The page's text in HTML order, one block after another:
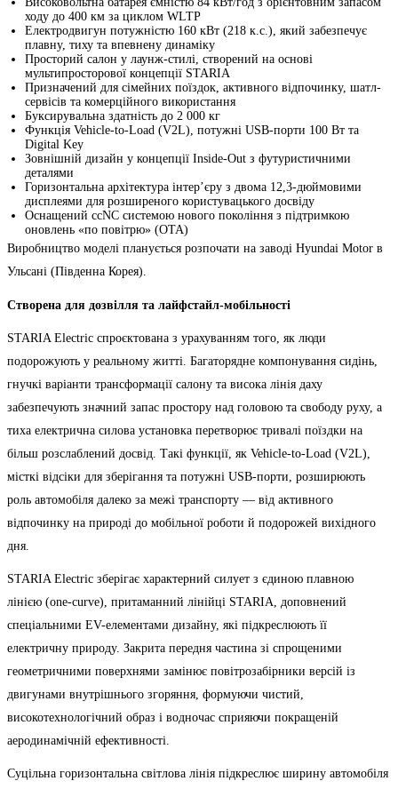
ходу до 400 км за циклом WLTP
Електродвигун потужністю 160 кВт (218 к.с.), який забезпечує
плавну, тиху та впевнену динаміку
Просторий салон у лаунж-стилі, створений на основі
мультипросторової концепції STARIA
Призначений для сімейних поїздок, активного відпочинку, шатл-
сервісів та комерційного використання
Буксирувальна здатність до 2 000 кг
Функція Vehicle-to-Load (V2L), потужні USB-порти 100 Вт та
Digital Key
Зовнішній дизайн у концепції Inside-Out з футуристичними
деталями
Горизонтальна архітектура інтер’єру з двома 12,3-дюймовими
дисплеями для розширеного користувацького досвіду
Оснащений ccNC системою нового покоління з підтримкою
оновлень «по повітрю» (OTA)
Виробництво моделі планується розпочати на заводі Hyundai Motor в
Ульсані (Південна Корея).
Створена для дозвілля та лайфстайл-мобільності
STARIA Electric спроєктована з урахуванням того, як люди
подорожують у реальному житті. Багаторядне компонування сидінь,
гнучкі варіанти трансформації салону та висока лінія даху
забезпечують значний запас простору над головою та свободу руху, а
тиха електрична силова установка перетворює тривалі поїздки на
більш розслаблений досвід. Такі функції, як Vehicle-to-Load (V2L),
місткі відсіки для зберігання та потужні USB-порти, розширюють
роль автомобіля далеко за межі транспорту — від активного
відпочинку на природі до мобільної роботи й подорожей вихідного
дня.
STARIA Electric зберігає характерний силует з єдиною плавною
лінією (one-curve), притаманний лінійці STARIA, доповнений
спеціальними EV-елементами дизайну, які підкреслюють її
електричну природу. Закрита передня частина зі спрощеними
геометричними поверхнями замінює повітрозабірники версій із
двигунами внутрішнього згоряння, формуючи чистий,
високотехнологічний образ і водночас сприяючи покращеній
аеродинамічній ефективності.
Суцільна горизонтальна світлова лінія підкреслює ширину автомобіля